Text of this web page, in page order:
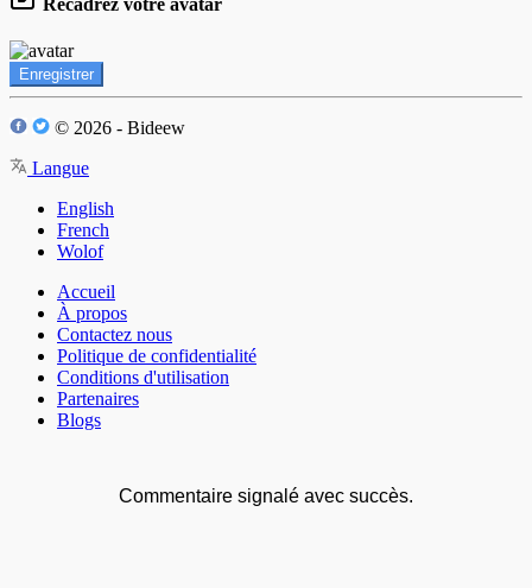
Enregistrer
© 2026 - Bideew
Langue
English
French
Wolof
Accueil
À propos
Contactez nous
Politique de confidentialité
Conditions d'utilisation
Partenaires
Blogs
Commentaire signalé avec succès.